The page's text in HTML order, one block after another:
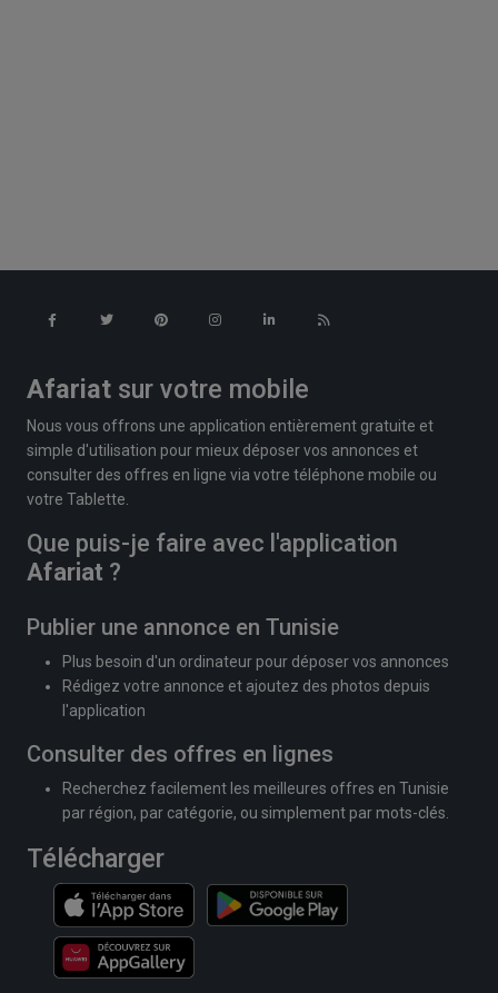
Afariat sur votre mobile
Nous vous offrons une application entièrement gratuite et
simple d'utilisation pour mieux déposer vos annonces et
consulter des offres en ligne via votre téléphone mobile ou
votre Tablette.
Que puis-je faire avec l'application
Afariat ?
Publier une annonce en Tunisie
Plus besoin d'un ordinateur pour déposer vos annonces
Rédigez votre annonce et ajoutez des photos depuis
l'application
Consulter des offres en lignes
Recherchez facilement les meilleures offres en Tunisie
par région, par catégorie, ou simplement par mots-clés.
Télécharger